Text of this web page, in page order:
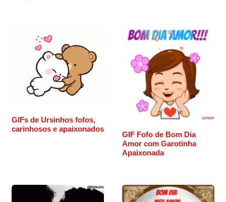
GIFs de Ursinhos fofos,
carinhosos e apaixonados
GIF Fofo de Bom Dia
Amor com Garotinha
Apaixonada